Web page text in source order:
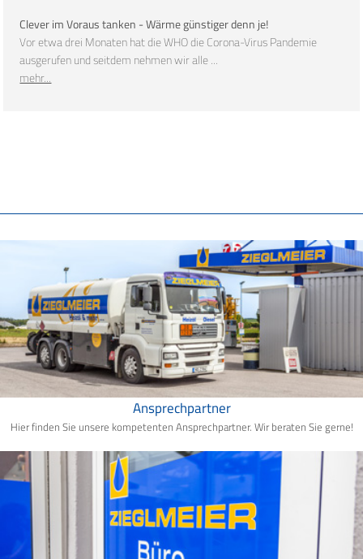
Clever im Voraus tanken - Wärme günstiger denn je!
Vor etwa drei Monaten hat die WHO die Corona-Virus Pandemie
ausgerufen und seitdem nehmen wir alle ...
mehr...
Ansprechpartner
Hier finden Sie unsere kompetenten Ansprechpartner. Wir beraten Sie gerne!